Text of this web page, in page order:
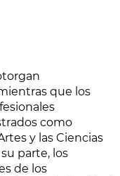
que los
como
y las Ciencias
parte, los
de los